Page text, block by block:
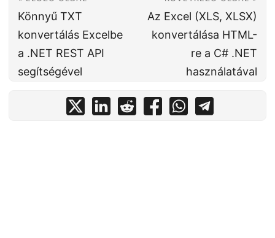
Könnyű TXT
konvertálás Excelbe
a .NET REST API
segítségével
Az Excel (XLS, XLSX)
konvertálása HTML-
re a C# .NET
használatával